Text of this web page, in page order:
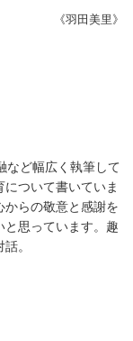
《羽田美里》
など幅広く執筆して
ついて書いていま
らの敬意と感謝を
思っています。趣
。